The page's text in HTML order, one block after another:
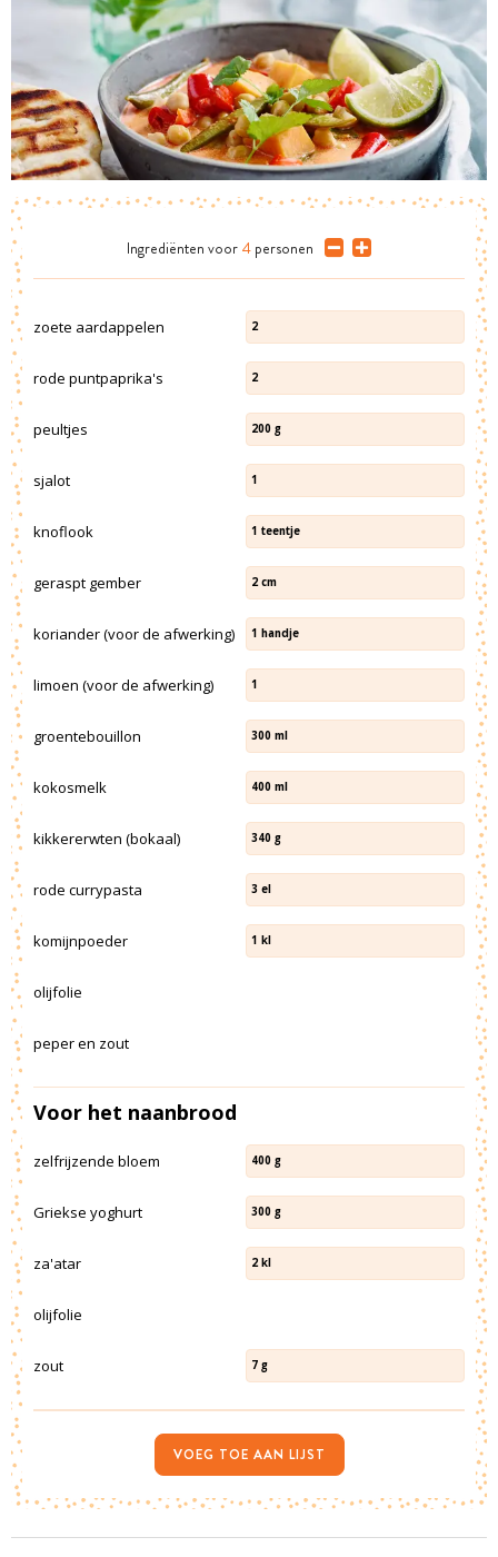
Ingrediënten voor 4 personen
zoete aardappelen 2
rode puntpaprika's 2
peultjes 200 g
sjalot 1
knoflook 1 teentje
geraspt gember 2 cm
koriander (voor de afwerking) 1 handje
limoen (voor de afwerking) 1
groentebouillon 300 ml
kokosmelk 400 ml
kikkererwten (bokaal) 340 g
rode currypasta 3 el
komijnpoeder 1 kl
olijfolie
peper en zout
Voor het naanbrood
zelfrijzende bloem 400 g
Griekse yoghurt 300 g
za'atar 2 kl
olijfolie
zout 7 g
VOEG TOE AAN LIJST